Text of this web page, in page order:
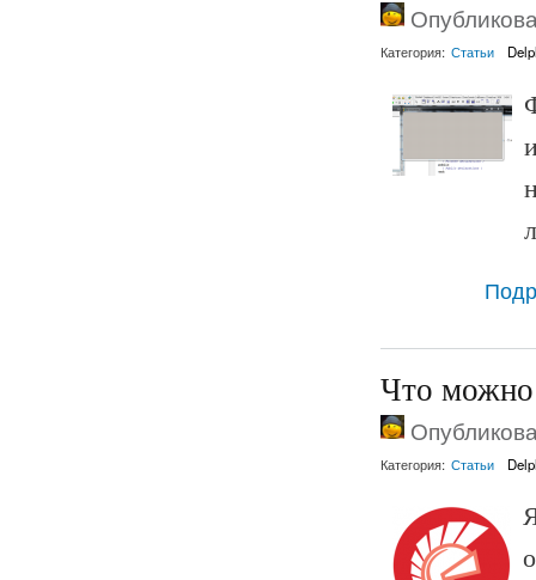
Категория: Статьи
Что можно
Категория: Статьи